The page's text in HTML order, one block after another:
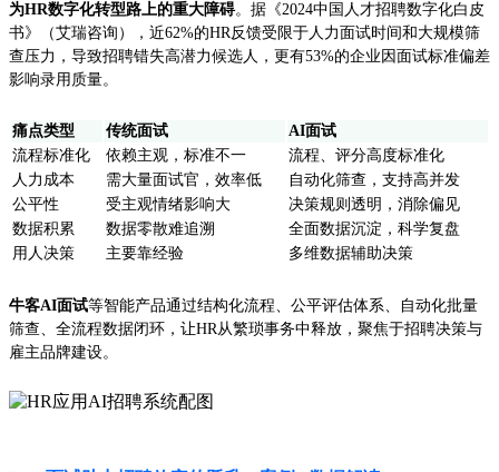
为HR数字化转型路上的重大障碍。据《2024中国人才招聘数字化白皮
书》（艾瑞咨询），近62%的HR反馈受限于人力面试时间和大规模筛
查压力，导致招聘错失高潜力候选人，更有53%的企业因面试标准偏差
影响录用质量。
痛点类型 传统面试
AI面试
流程标准化
依赖主观，标准不一
流程、评分高度标准化
人力成本
需大量面试官，效率低
自动化筛查，支持高并发
公平性
受主观情绪影响大
决策规则透明，消除偏见
数据积累
数据零散难追溯
全面数据沉淀，科学复盘
用人决策
主要靠经验 多维数据辅助决策
牛客AI面试等智能产品通过结构化流程、公平评估体系、自动化批量
筛查、全流程数据闭环，让HR从繁琐事务中释放，聚焦于招聘决策与
雇主品牌建设。